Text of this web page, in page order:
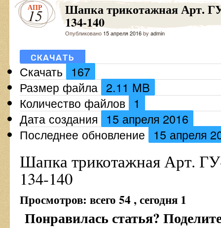
АПР
15 Шапка трикотажная Арт.
134-140
Опубликовано 15 апреля 2016by admin
СКАЧАТЬ
Скачать 167
Размер файла 2.11 MB
Количество файлов 1
Дата создания 15 апреля 2016
Последнее обновление 15 апреля
Шапка трикотажная Арт.
134-140
Просмотров: всего 54 , сегодня 1
Понравилась статья?